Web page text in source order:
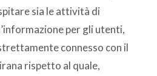
sia le attività di
per gli utenti,
connesso con il
rispetto al quale,